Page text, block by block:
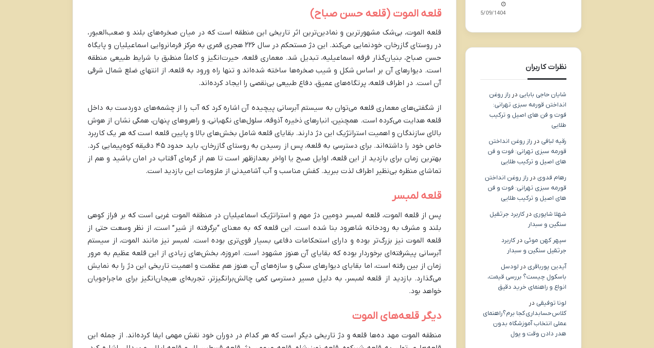
قلعه الموت (قلعه حسن صباح)
قلعه الموت، بی‌شک مشهورترین و نمادین‌ترین اثر تاریخی این منطقه است که در میان صخره‌های بلند و صعب‌العبور،
در روستای گازرخان، خودنمایی می‌کند. این دژ مستحکم در سال ۲۲۶ هجری قمری به مرکز فرمانروایی اسماعیلیان و پایگاه
حسن صباح، بنیان‌گذار فرقه اسماعیلیه، تبدیل شد. معماری قلعه، حیرت‌انگیز و کاملاً منطبق با شرایط طبیعی منطقه
است. دیوارهای آن بر اساس شکل و شیب صخره‌ها ساخته شده‌اند و تنها راه ورود به قلعه، از انتهای ضلع شمال شرقی
آن است. در اطراف قلعه، پرتگاه‌های عمیق، دفاع طبیعی بی‌نقصی را ایجاد کرده‌اند.
از شگفتی‌های معماری قلعه می‌توان به سیستم آبرسانی پیچیده آن اشاره کرد که آب را از چشمه‌های دوردست به داخل
قلعه هدایت می‌کرده است. همچنین، انبارهای ذخیره آذوقه، سلول‌های نگهبانی، و راهروهای پنهان، همگی نشان از هوش
بالای سازندگان و اهمیت استراتژیک این دژ دارند. بقایای قلعه شامل بخش‌های بالا و پایین قلعه است که هر یک کاربرد
خاص خود را داشته‌اند. برای دسترسی به قلعه، پس از رسیدن به روستای گازرخان، باید حدود ۴۵ دقیقه کوه‌پیمایی کرد.
بهترین زمان برای بازدید از این قلعه، اوایل صبح یا اواخر بعدازظهر است تا هم از گرمای آفتاب در امان باشید و هم از
تماشای منظره بی‌نظیر اطراف لذت ببرید. کفش مناسب و آب آشامیدنی از ملزومات این بازدید است.
قلعه لمبسر
پس از قلعه الموت، قلعه لمبسر دومین دژ مهم و استراتژیک اسماعیلیان در منطقه الموت غربی است که بر فراز کوهی
بلند و مشرف به رودخانه شاهرود بنا شده است. این قلعه که به معنای “برگرفته از شیر” است، از نظر وسعت حتی از
قلعه الموت نیز بزرگ‌تر بوده و دارای استحکامات دفاعی بسیار قوی‌تری بوده است. لمبسر نیز مانند الموت، از سیستم
آبرسانی پیشرفته‌ای برخوردار بوده که بقایای آن هنوز مشهود است. امروزه، بخش‌های زیادی از این قلعه عظیم به مرور
زمان از بین رفته است، اما بقایای دیوارهای سنگی و سازه‌های آن، هنوز هم عظمت و اهمیت تاریخی این دژ را به نمایش
می‌گذارد. بازدید از قلعه لمبسر، به دلیل مسیر دسترسی کمی چالش‌برانگیزتر، تجربه‌ای هیجان‌انگیز برای ماجراجویان
خواهد بود.
دیگر قلعه‌های الموت
منطقه الموت مهد ده‌ها قلعه و دژ تاریخی دیگر است که هر کدام در دوران خود نقش مهمی ایفا کرده‌اند. از جمله این
15/09/1404
نظرات کاربران
شایان حاجی بابایی در راز روغن
انداختن قورمه سبزی تهرانی:
فوت و فن های اصیل و ترکیب
طلایی
رقیه لبافی در راز روغن انداختن
قورمه سبزی تهرانی: فوت و فن
های اصیل و ترکیب طلایی
رهام فدوی در راز روغن انداختن
قورمه سبزی تهرانی: فوت و فن
های اصیل و ترکیب طلایی
شهلا شاپوری درکاربرد جرثقیل
سنگین و سبدار
سپهر کهن موئی درکاربرد
جرثقیل سنگین و سبدار
آیدین پورباقری در لودسل
باسکول چیست؟ بررسی قیمت،
انواع و راهنمای خرید دقیق
لونا توفیقی در
کلاس حسابداری کجا برم؟راهنمای
عملی انتخاب آموزشگاه بدون
هدر دادن وقت و پول